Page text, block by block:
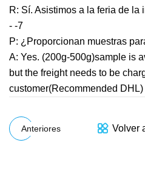
R: Sí. Asistimos a la feria de la
- -7
P: ¿Proporcionan muestras
A: Yes. (200g-500g)sample is
but the freight needs to be
customer(Recommended DHL)
Anteriores Volver